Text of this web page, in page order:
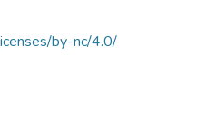
by-nc/4.0/